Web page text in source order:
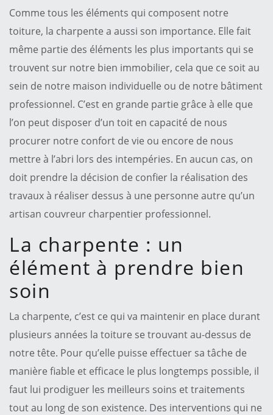
Comme tous les éléments qui composent notre
toiture, la charpente a aussi son importance. Elle fait
même partie des éléments les plus importants qui se
trouvent sur notre bien immobilier, cela que ce soit au
sein de notre maison individuelle ou de notre bâtiment
professionnel. C’est en grande partie grâce à elle que
l’on peut disposer d’un toit en capacité de nous
procurer notre confort de vie ou encore de nous
mettre à l’abri lors des intempéries. En aucun cas, on
doit prendre la décision de confier la réalisation des
travaux à réaliser dessus à une personne autre qu’un
artisan couvreur charpentier professionnel.
La charpente : un
élément à prendre bien
soin
La charpente, c’est ce qui va maintenir en place durant
plusieurs années la toiture se trouvant au-dessus de
notre tête. Pour qu’elle puisse effectuer sa tâche de
manière fiable et efficace le plus longtemps possible, il
faut lui prodiguer les meilleurs soins et traitements
tout au long de son existence. Des interventions qui ne